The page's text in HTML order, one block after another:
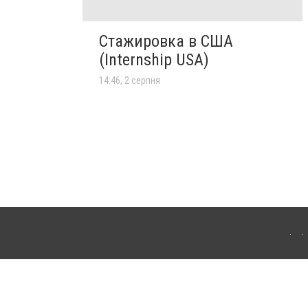
Стажировка в США
(Internship USA)
14:46, 2 серпня